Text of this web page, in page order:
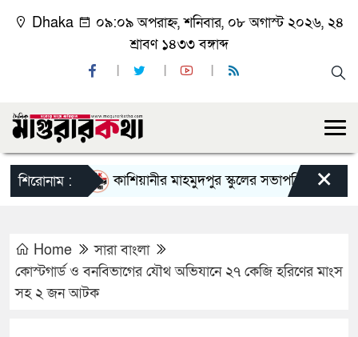
Dhaka
০৯:০৯ অপরাহ্ন, শনিবার, ০৮ অগাস্ট ২০২৬, ২৪
শ্রাবণ ১৪৩৩ বঙ্গাব্দ
শিরোনাম : কাশিয়ানীর মাহমুদপুর স্কুলের সভাপতি হলেন গোবিন্দ
×
Home
সারা বাংলা
কোস্টগার্ড ও বনবিভাগের যৌথ অভিযানে ২৭ কেজি হরিণের মাংস
সহ ২ জন আটক